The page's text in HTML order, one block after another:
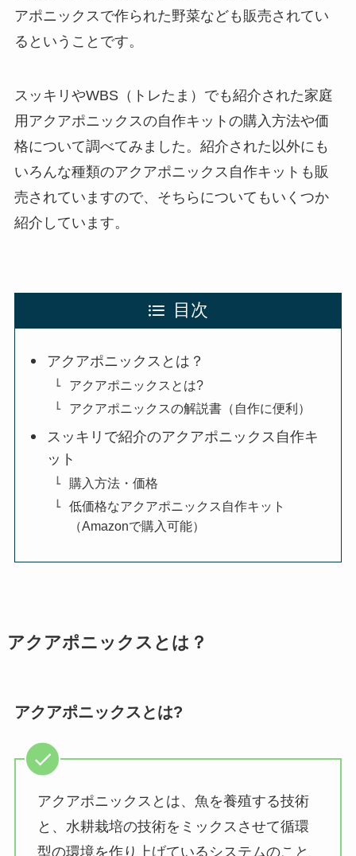
アポニックスで作られた野菜なども販売されてい
るということです。
スッキリやWBS（トレたま）でも紹介された家庭
用アクアポニックスの自作キットの購入方法や価
格について調べてみました。紹介された以外にも
いろんな種類のアクアポニックス自作キットも販
売されていますので、そちらについてもいくつか
紹介しています。
目次
アクアポニックスとは？
アクアポニックスとは?
アクアポニックスの解説書（自作に便利）
スッキリで紹介のアクアポニックス自作キ
ット
購入方法・価格
低価格なアクアポニックス自作キット
（Amazonで購入可能）
アクアポニックスとは？
アクアポニックスとは?
アクアポニックスとは、魚を養殖する技術
と、水耕栽培の技術をミックスさせて循環
型の環境を作り上げているシステムのこと